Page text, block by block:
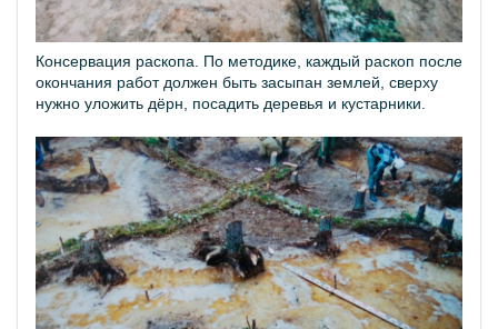
Консервация раскопа. По методике, каждый раскоп после
окончания работ должен быть засыпан землей, сверху
нужно уложить дёрн, посадить деревья и кустарники.